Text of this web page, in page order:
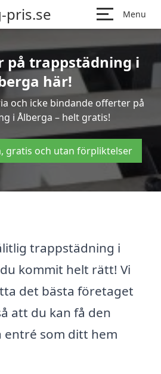
pris.se Menu
på trappstädning i
här!
och icke bindande offerter på
i Ålberga – helt gratis!
gratis och utan förpliktelser
trappstädning i
kommit helt rätt! Vi
det bästa företaget
att du kan få den
entré som ditt hem